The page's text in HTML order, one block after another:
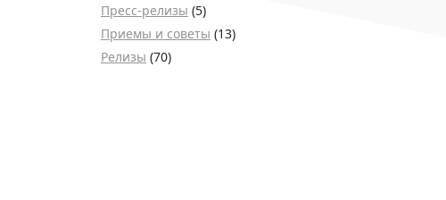
Пресс-релизы (5)
Приемы и советы (13)
Релизы (70)